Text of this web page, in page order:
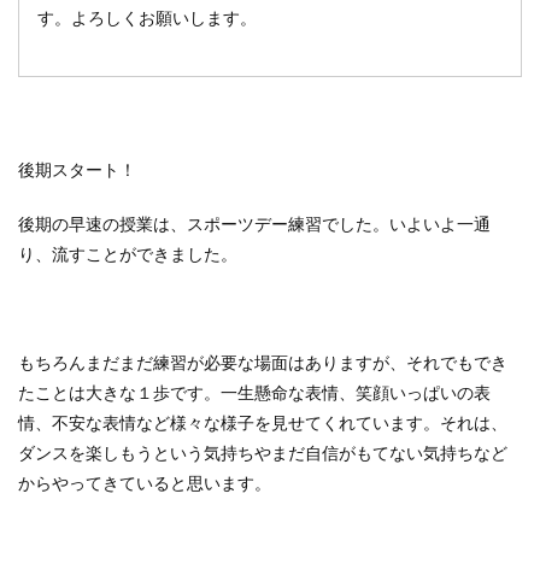
す。よろしくお願いします。
後期スタート！
後期の早速の授業は、スポーツデー練習でした。いよいよ一通
り、流すことができました。
もちろんまだまだ練習が必要な場面はありますが、それでもでき
たことは大きな１歩です。一生懸命な表情、笑顔いっぱいの表
情、不安な表情など様々な様子を見せてくれています。それは、
ダンスを楽しもうという気持ちやまだ自信がもてない気持ちなど
からやってきていると思います。